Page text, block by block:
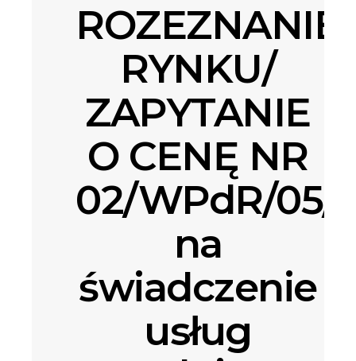
ROZEZNANIE
RYNKU/
ZAPYTANIE
O CENĘ NR
02/WPdR/05/
na
świadczenie
usług